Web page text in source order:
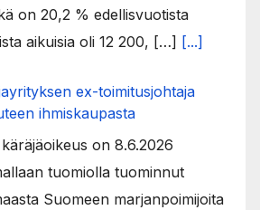
on 20,2 % edellisvuotista
aikuisia oli 12 200, […] [...]
ex-toimitusjohtaja
ihmiskaupasta
on 8.6.2026
tuomiolla tuominnut
Suomeen marjanpoimijoita